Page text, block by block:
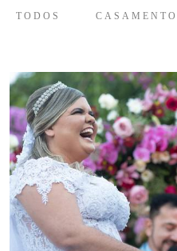
TODOS CASAMENTO